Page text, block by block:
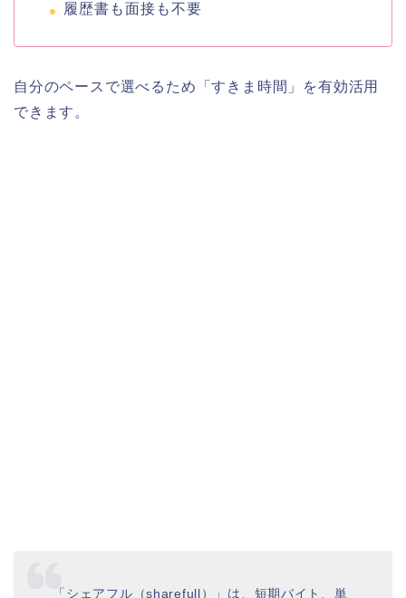
履歴書も面接も不要
自分のペースで選べるため「すきま時間」を有効活用
できます。
「シェアフル（sharefull）」は、短期バイト、単